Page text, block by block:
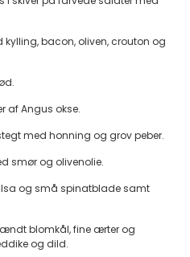
bacon, oliven, crouton og
af Angus okse.
med honning og grov peber.
smør og olivenolie.
og små spinatblade samt
blomkål, fine ærter og
og dild.